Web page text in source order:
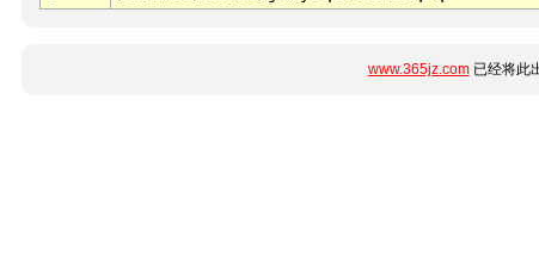
www.365jz.com已经将此